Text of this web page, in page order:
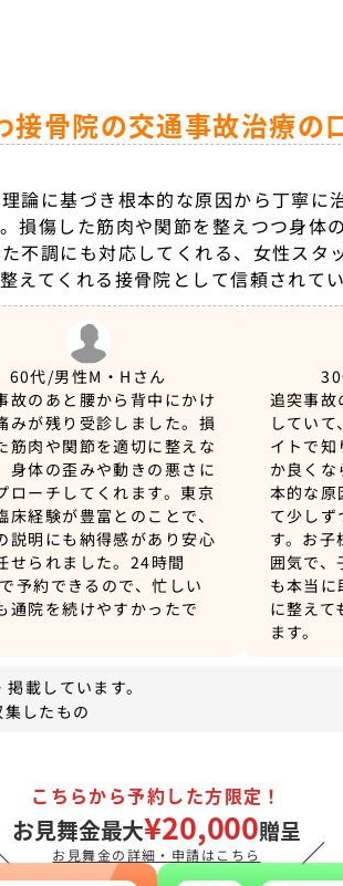
接骨院の交通事故治療の
論に基づき根本的な原因から丁寧に
損傷した筋肉や関節を整えつつ身体
不調にも対応してくれる、女性スタ
えてくれる接骨院として信頼されてい
60代/男性M・Hさん
故のあと腰から背中にかけ
みが残り受診しました。損
筋肉や関節を適切に整えな
身体の歪みや動きの悪さに
ローチしてくれます。東京
床経験が豊富とのことで、
説明にも納得感があり安心
せられました。24時間
予約できるので、忙しい
通院を続けやすかったで
追突事故
してい
イトで
か良く
本的な原
て少しず
す。お
囲気で
も本当
に整えて
ます。
載しています。
したもの
こちらから予約した方限定！
お見舞金最大¥20,000贈呈
お見舞金の詳細・申請はこちら ／